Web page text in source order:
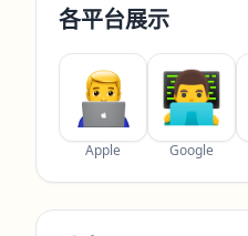
各平台展示
Apple Google